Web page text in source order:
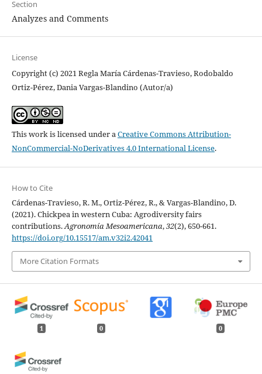
Section
Analyzes and Comments
License
Copyright (c) 2021 Regla María Cárdenas-Travieso, Rodobaldo
Ortiz-Pérez, Dania Vargas-Blandino (Autor/a)
This work is licensed under aCreative Commons Attribution-
NonCommercial-NoDerivatives 4.0 International License.
How to Cite
Cárdenas-Travieso, R. M., Ortiz-Pérez, R., & Vargas-Blandino, D.
(2021). Chickpea in western Cuba: Agrodiversity fairs
contributions.Agronomía Mesoamericana,32(2), 650-661.
https://doi.org/10.15517/am.v32i2.42041
More Citation Formats
1 0 0